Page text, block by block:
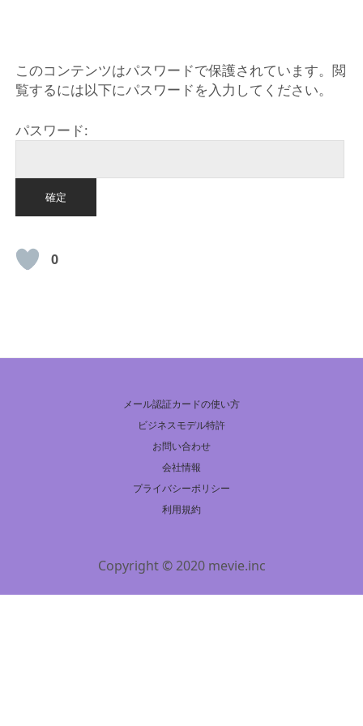
このコンテンツはパスワードで保護されています。閲
覧するには以下にパスワードを入力してください。
パスワード:
0
メール認証カードの使い方
ビジネスモデル特許
お問い合わせ
会社情報
プライバシーポリシー
利用規約
Copyright © 2020 mevie.inc